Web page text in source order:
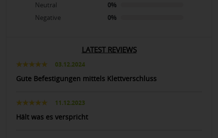
Neutral
0%
Negative
0%
LATEST REVIEWS
03.12.2024
Gute Befestigungen mittels Klettverschluss
11.12.2023
Hält was es verspricht